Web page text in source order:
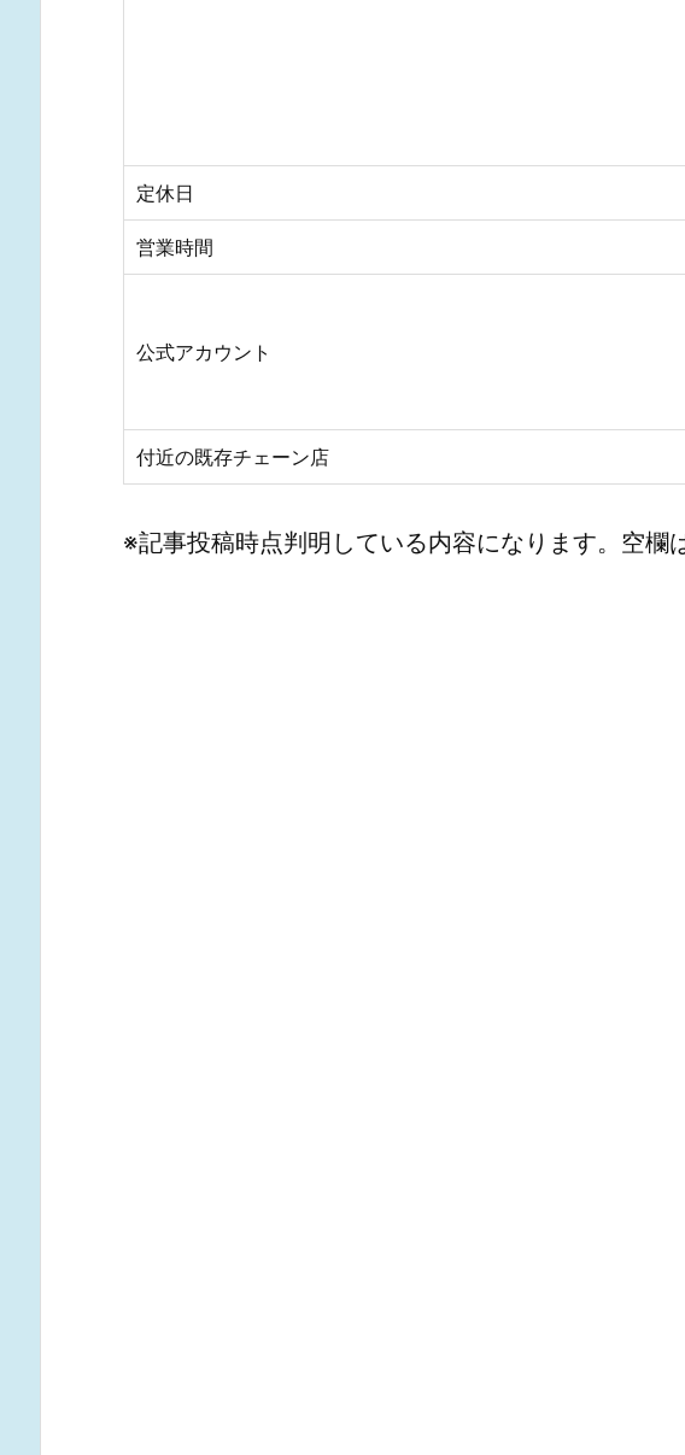
定休日
営業時間
公式アカウント
付近の既存チェーン店
※記事投稿時点判明している内容になります。空欄